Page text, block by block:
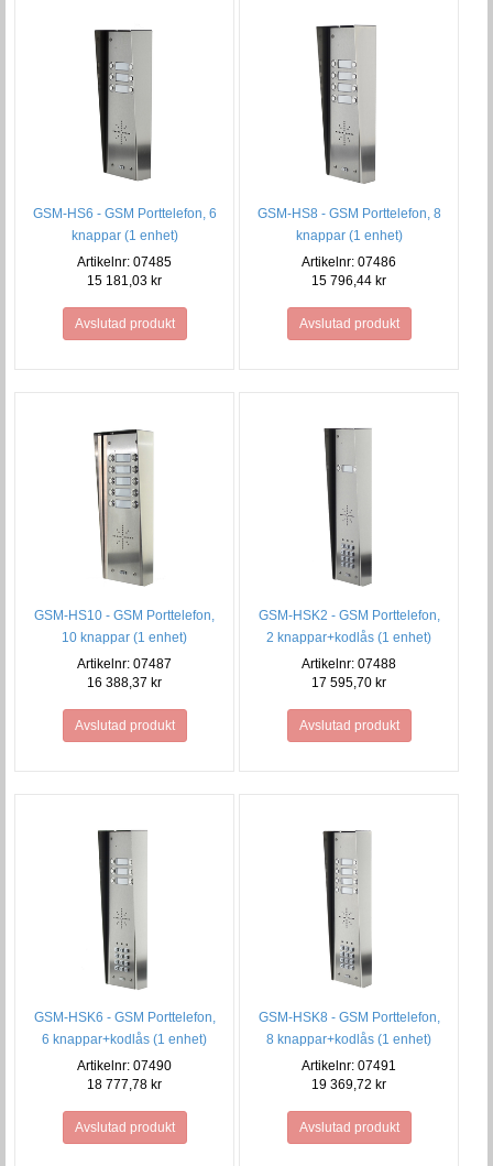
GSM-HS6 - GSM Porttelefon, 6
knappar (1 enhet)
Artikelnr: 07485
15 181,03 kr
Avslutad produkt
GSM-HS8 - GSM Porttelefon, 8
knappar (1 enhet)
Artikelnr: 07486
15 796,44 kr
Avslutad produkt
GSM-HS10 - GSM Porttelefon,
10 knappar (1 enhet)
Artikelnr: 07487
16 388,37 kr
Avslutad produkt
GSM-HSK2 - GSM Porttelefon,
2 knappar+kodlås (1 enhet)
Artikelnr: 07488
17 595,70 kr
Avslutad produkt
GSM-HSK6 - GSM Porttelefon,
6 knappar+kodlås (1 enhet)
Artikelnr: 07490
18 777,78 kr
Avslutad produkt
GSM-HSK8 - GSM Porttelefon,
8 knappar+kodlås (1 enhet)
Artikelnr: 07491
19 369,72 kr
Avslutad produkt